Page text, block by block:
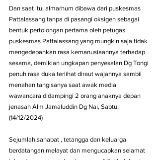
Dan saat itu, almarhum dibawa dari puskesmas
Pattalassang tanpa di pasangi oksigen sebagai
bentuk pertolongan pertama oleh petugas
puskesmas Pattalassang yang mungkin saja tidak
mengedepankan rasa kemanusiaannya terhadap
sesama, demikian ungkapan penyesalan Dg Tongi
penuh rasa duka terlihat diraut wajahnya sambil
menahan tangisanya saat awak media
wawancara didampingi 2 orang anaknya depan
jenasah Alm Jamaluddin Dg Nai, Sabtu,
(14/12/2024)
Sejumlah,sahabat , tetangga dan keluarga
berdatangan melayat dan mengucapkan selamat